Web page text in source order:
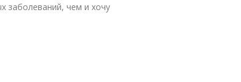
заболеваний, чем и хочу